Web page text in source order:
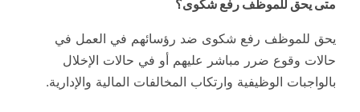
متى يحق للموظف رفع شكوى؟
يحق للموظف رفع شكوى ضد رؤسائهم في العمل في
حالات وقوع ضرر مباشر عليهم أو في حالات الإخلال
بالواجبات الوظيفية وارتكاب المخالفات المالية والإدارية.